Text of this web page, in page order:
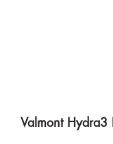
Valmont Hydra3